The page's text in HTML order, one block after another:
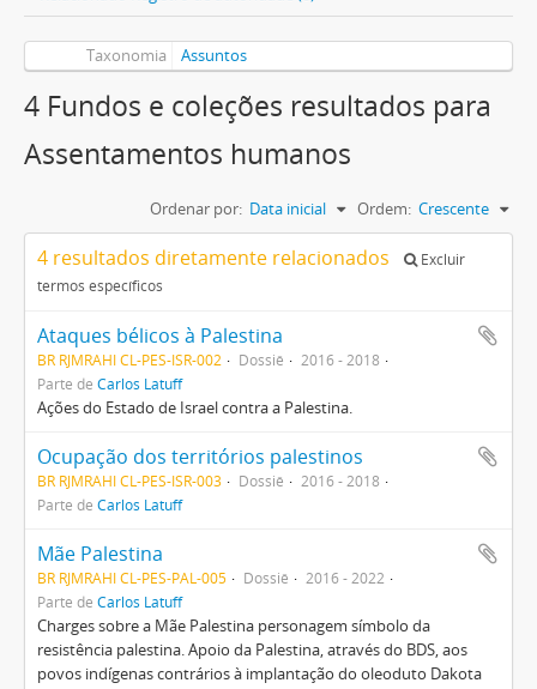
Taxonomia Assuntos
4 Fundos e coleções resultados para
Assentamentos humanos
Ordenar por: Data inicial Ordem: Crescente
4 resultados diretamente relacionados
Excluir
termos específicos
Ataques bélicos à Palestina
BR RJMRAHI CL-PES-ISR-002 Dossiê
2016 - 2018
Parte de Carlos Latuff
Ações do Estado de Israel contra a Palestina.
Ocupação dos territórios palestinos
BR RJMRAHI CL-PES-ISR-003 Dossiê
2016 - 2018
Parte de Carlos Latuff
Mãe Palestina
BR RJMRAHI CL-PES-PAL-005 Dossiê
2016 - 2022
Parte de Carlos Latuff
Charges sobre a Mãe Palestina personagem símbolo da
resistência palestina. Apoio da Palestina, através do BDS, aos
povos indígenas contrários à implantação do oleoduto Dakota